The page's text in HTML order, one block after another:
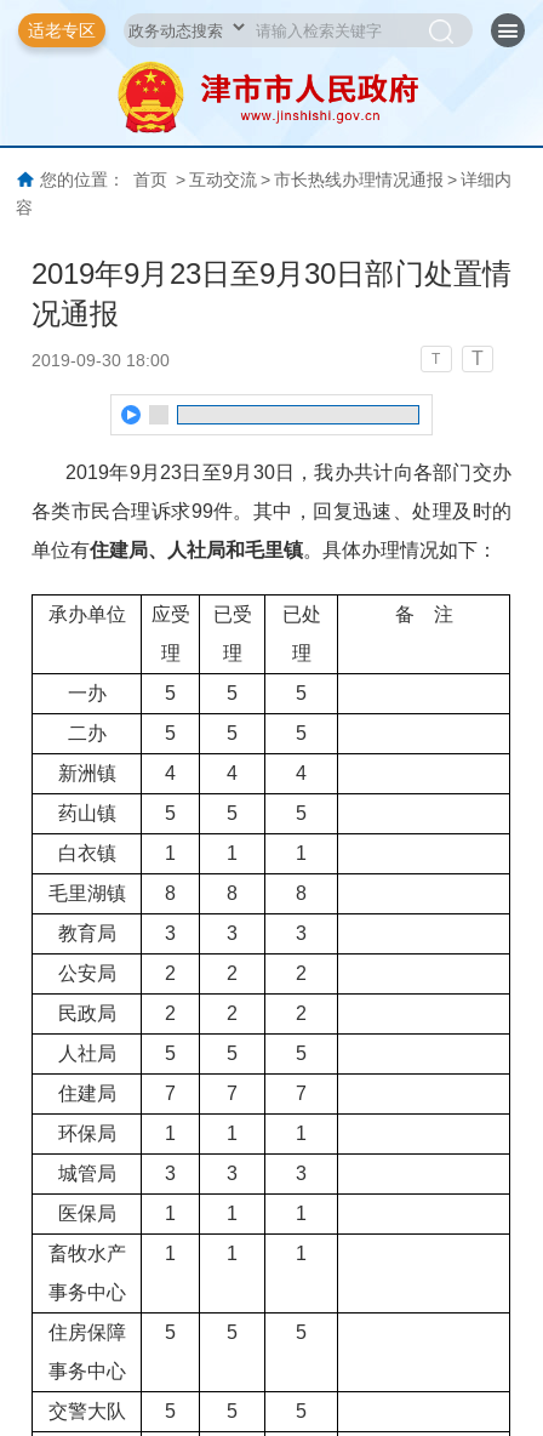
适老专区
您的位置： 首页 > 互动交流 > 市长热线办理情况通报 > 详细内
容
2019年9月23日至9月30日部门处置情
况通报
2019-09-30 18:00 T T
2019年9月 23日 至9月 30日
，我办共计向各部门交办
各类市民合理诉求99件。其中，回复迅速、处理及时的
单位有住建局、人社局和毛里镇。具体办理情况如下：
承办单位
应受
理
已受
理
已处
理
备 注
一办 5 5
5
二办
5 5
5
新洲镇
4 4
4
药山镇
5 5
5
白衣镇
1 1
1
毛里湖镇
8 8
8
教育局
3 3
3
公安局
2 2
2
民政局
2 2
2
人社局
5 5
5
住建局
7 7
7
环保局
1 1
1
城管局
3 3
3
医保局
1 1
1
畜牧水产
事务中心
1 1 1
住房保障
事务中心
5 5 5
交警大队 5 5
5